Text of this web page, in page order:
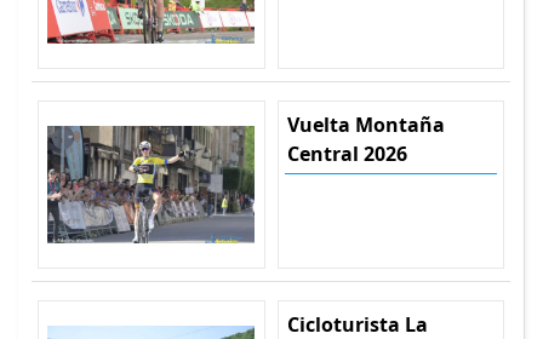
Vuelta Montaña
Central 2026
Cicloturista La